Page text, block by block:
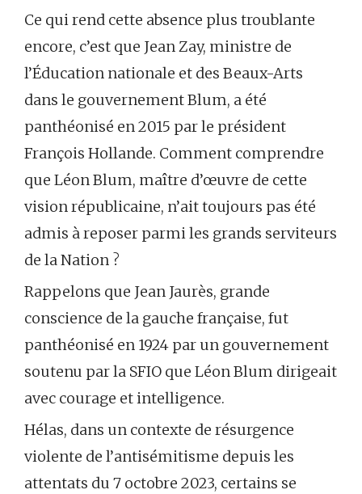
Ce qui rend cette absence plus troublante
encore, c’est que Jean Zay, ministre de
l’Éducation nationale et des Beaux-Arts
dans le gouvernement Blum, a été
panthéonisé en 2015 par le président
François Hollande. Comment comprendre
que Léon Blum, maître d’œuvre de cette
vision républicaine, n’ait toujours pas été
admis à reposer parmi les grands serviteurs
de la Nation ?
Rappelons que Jean Jaurès, grande
conscience de la gauche française, fut
panthéonisé en 1924 par un gouvernement
soutenu par la SFIO que Léon Blum dirigeait
avec courage et intelligence.
Hélas, dans un contexte de résurgence
violente de l’antisémitisme depuis les
attentats du 7 octobre 2023, certains se